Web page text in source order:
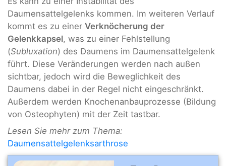
Daumensattelgelenks kommen. Im weiteren Verlauf
kommt es zu einer Verknöcherung der
Gelenkkapsel, was zu einer Fehlstellung
(Subluxation) des Daumens im Daumensattelgelenk
führt. Diese Veränderungen werden nach außen
sichtbar, jedoch wird die Beweglichkeit des
Daumens dabei in der Regel nicht eingeschränkt.
Außerdem werden Knochenanbauprozesse (Bildung
von Osteophyten) mit der Zeit tastbar.
Lesen Sie mehr zum Thema:
Daumensattelgelenksarthrose